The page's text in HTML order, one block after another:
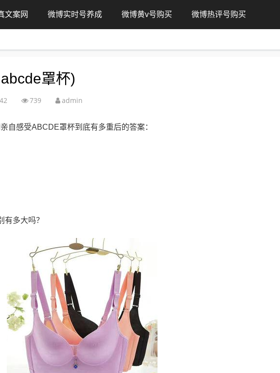
文案网 微博实时号养成 微博黄v号购买 微博热评号购买
罩杯)
739 admin
自感受ABCDE罩杯到底有多重后的答案：
多大吗？